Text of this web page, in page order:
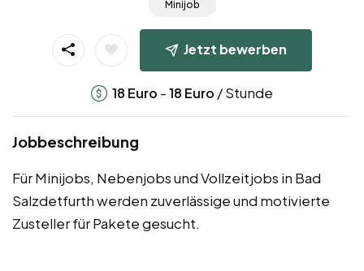
Minijob
Jetzt bewerben
18 Euro -18 Euro / Stunde
Jobbeschreibung
Für Minijobs, Nebenjobs und Vollzeitjobs in Bad
Salzdetfurth werden zuverlässige und motivierte
Zusteller für Pakete gesucht.